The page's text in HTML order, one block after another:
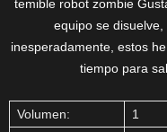
temible robot zombie
equipo se
inesperadamente, estos
tiempo para
Volumen:
1